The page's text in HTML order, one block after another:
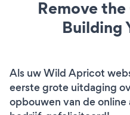
Remove
Building
Als uw Wild Apricot
eerste grote uitdaging
opbouwen van de